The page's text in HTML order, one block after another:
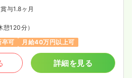
賞与1.8ヶ月
憩120分）
卒可 月給40万円以上可
詳細を見る